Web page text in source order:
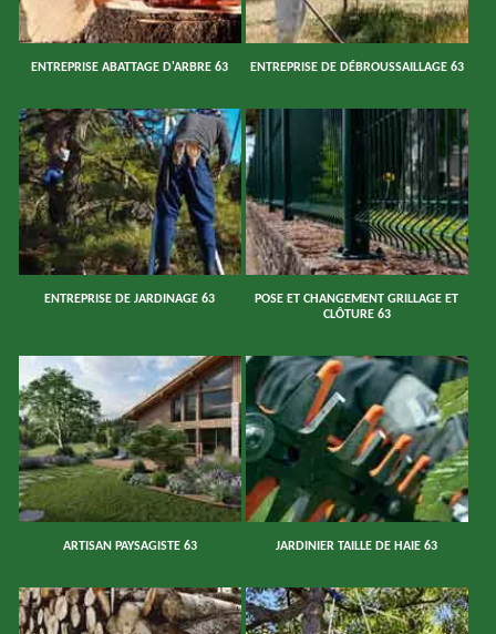
ENTREPRISE ABATTAGE D'ARBRE 63 ENTREPRISE DE DÉBROUSSAILLAGE 63
ENTREPRISE DE JARDINAGE 63
POSE ET CHANGEMENT GRILLAGE ET
CLÔTURE 63
ARTISAN PAYSAGISTE 63 JARDINIER TAILLE DE HAIE 63